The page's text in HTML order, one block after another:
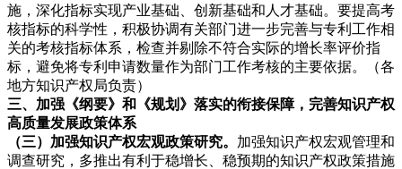
施，深化指标实现产业基础、创新基础和人才基础。要提高考
核指标的科学性，积极协调有关部门进一步完善与专利工作相
关的考核指标体系，检查并剔除不符合实际的增长率评价指
标，避免将专利申请数量作为部门工作考核的主要依据。（各
地方知识产权局负责）
三、加强《纲要》和《规划》落实的衔接保障，完善知识产权
高质量发展政策体系
（三）加强知识产权宏观政策研究。 加强知识产权宏观管理和
调查研究，多推出有利于稳增长、稳预期的知识产权政策措施